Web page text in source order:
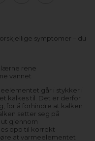
symptomer – du
rene
vannet
går i stykker i
kalkes til. Det er derfor
for å forhindre at kalken
setter seg på
gjennom
opp til korrekt
at varmeelementet